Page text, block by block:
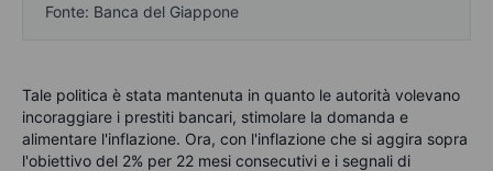
Fonte: Banca del Giappone
Tale politica è stata mantenuta in quanto le autorità volevano
incoraggiare i prestiti bancari, stimolare la domanda e
alimentare l'inflazione. Ora, con l'inflazione che si aggira sopra
l'obiettivo del 2% per 22 mesi consecutivi e i segnali di